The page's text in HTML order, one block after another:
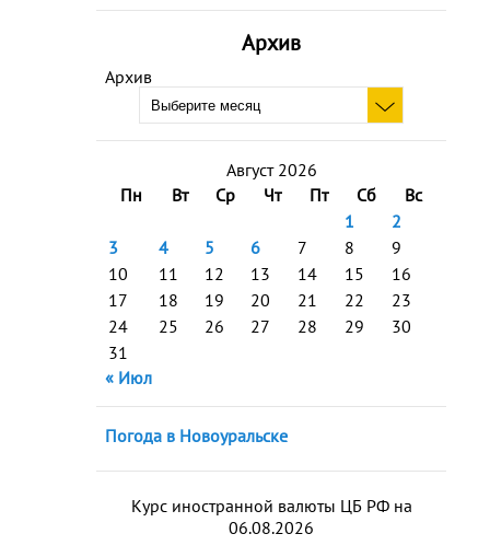
Архив
Архив
Август 2026
Пн
Вт Ср Чт Пт Сб
Вс
1
2
3
4 5 6 7 8
9
10
11 12 13 14 15
16
17
18 19 20 21 22
23
24
25 26 27 28 29
30
31
« Июл
Погода в Новоуральске
Курс иностранной валюты ЦБ РФ на
06.08.2026